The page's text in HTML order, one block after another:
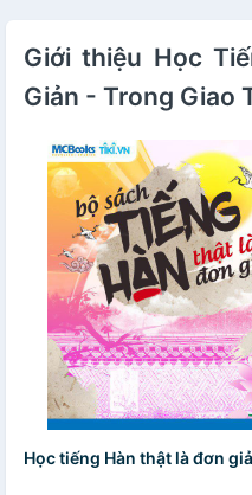
Giới thiệu Học
Giản - Trong Giao
Học tiếng Hàn thật là đơn